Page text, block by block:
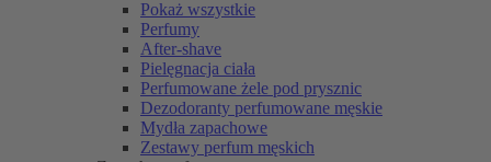
Pokaż wszystkie
Perfumy
After-shave
Pielęgnacja ciała
Perfumowane żele pod prysznic
Dezodoranty perfumowane męskie
Mydła zapachowe
Zestawy perfum męskich